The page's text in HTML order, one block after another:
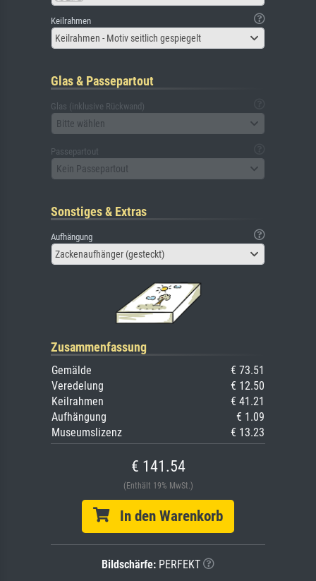
Keilrahmen
Keilrahmen - Motiv seitlich gespiegelt
Glas & Passepartout
Glas (inklusive Rückwand)
Bitte wählen
Passepartout
Kein Passepartout
Sonstiges & Extras
Aufhängung
Zackenaufhänger (gesteckt)
Zusammenfassung
Gemälde
€ 73.51
Veredelung
€ 12.50
Keilrahmen
€ 41.21
Aufhängung
€ 1.09
Museumslizenz
€ 13.23
€ 141.54
(Enthält 19% MwSt.)
In den Warenkorb
Bildschärfe: PERFEKT